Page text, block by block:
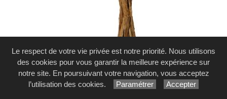
Lmp Taiga - Flam et LuceRéf.
LMP.ET0327
Le respect de votre vie privée est notre priorité. Nous utilisons
des cookies pour vous garantir la meilleure expérience sur
notre site. En poursuivant votre navigation, vous acceptez
l’utilisation des cookies.
Paramétrer Accepter